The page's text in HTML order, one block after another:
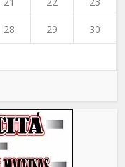
28 29 30